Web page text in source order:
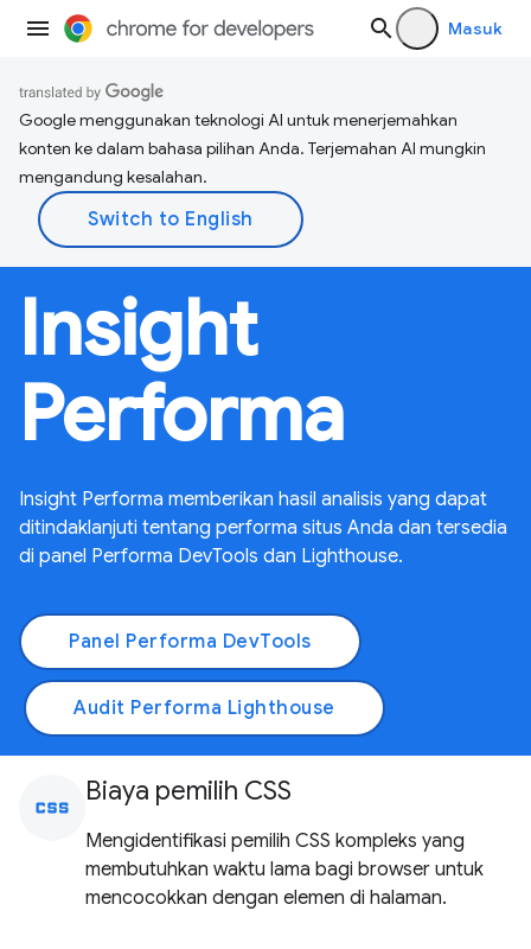
Masuk
Google menggunakan teknologi AI untuk menerjemahkan
konten ke dalam bahasa pilihan Anda. Terjemahan AI mungkin
mengandung kesalahan.
Insight
Performa
Insight Performa memberikan hasil analisis yang dapat
ditindaklanjuti tentang performa situs Anda dan tersedia
di panel Performa DevTools dan Lighthouse.
Panel Performa DevTools
Audit Performa Lighthouse
css Biaya pemilih CSS
Mengidentifikasi pemilih CSS kompleks yang
membutuhkan waktu lama bagi browser untuk
mencocokkan dengan elemen di halaman.